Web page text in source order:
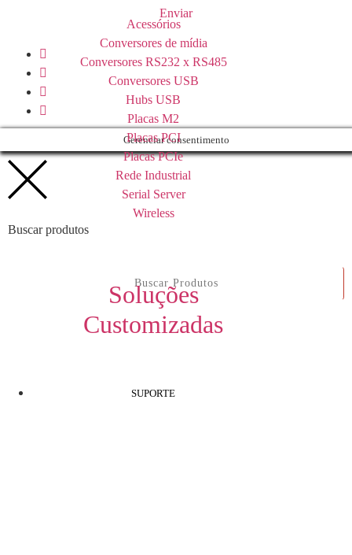
Acessórios
Conversores de mídia
Conversores RS232 x RS485
Conversores USB
Hubs USB
Placas M2
Placas PCI
Placas PCIe
Rede Industrial
Serial Server
Wireless
Soluções
Customizadas
SUPORTE
Enviar
Gerenciar consentimento
Buscar produtos